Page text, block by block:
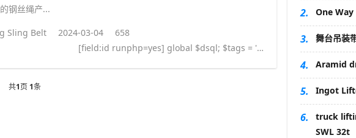
钢丝绳产...
Sling Belt 2024-03-04
658
[field:id runphp=yes] global $dsql; $tags = ''; $query = "SELECT tag FROM `#@__taglist` WHERE aid='@me' "; $dsql->Execute('tag',$query); while($row = $dsql->GetArray('tag')) { $tags .= "#
共1页 1条
2. One
3. 舞台吊装
4. Aramid
5. Ingot
6.
truck
SWL 32t